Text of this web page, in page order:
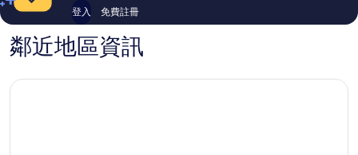
登入 免費註冊
鄰近地區資訊